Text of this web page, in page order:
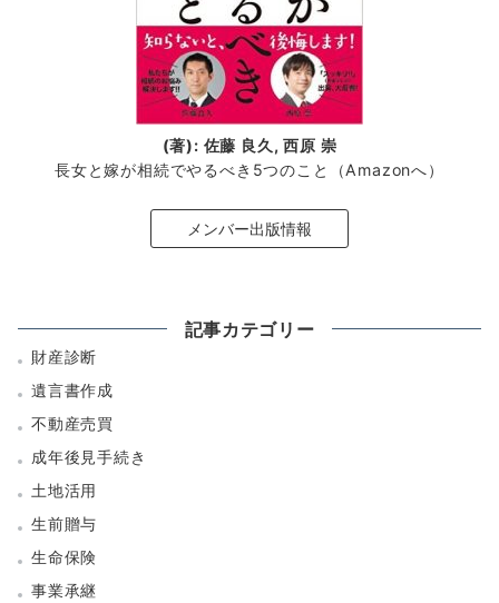
(著): 佐藤 良久, 西原 崇
長女と嫁が相続でやるべき5つのこと（Amazonへ）
メンバー出版情報
記事カテゴリー
財産診断
遺言書作成
不動産売買
成年後見手続き
土地活用
生前贈与
生命保険
事業承継